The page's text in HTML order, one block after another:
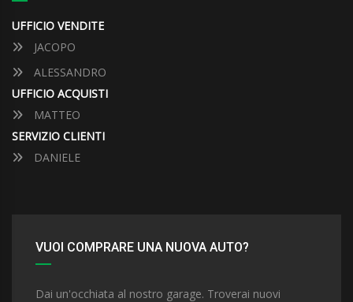
UFFICIO VENDITE
JACOPO
ALESSANDRO
UFFICIO ACQUISTI
MATTEO
SERVIZIO CLIENTI
DANIELE
VUOI COMPRARE UNA NUOVA AUTO?
Dai un'occhiata al nostro garage. Troverai nuovi